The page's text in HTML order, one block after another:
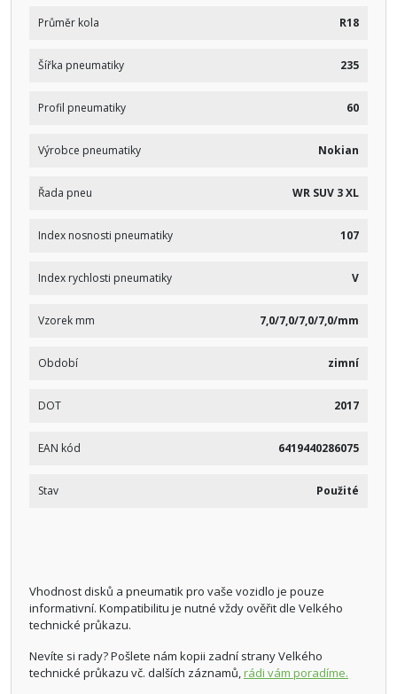
Průměr kola R18
Šířka pneumatiky 235
Profil pneumatiky 60
Výrobce pneumatiky Nokian
Řada pneu WR SUV 3 XL
Index nosnosti pneumatiky 107
Index rychlosti pneumatiky V
Vzorek mm 7,0/7,0/7,0/7,0/mm
Období zimní
DOT 2017
EAN kód 6419440286075
Stav Použité
Vhodnost disků a pneumatik pro vaše vozidlo je pouze
informativní. Kompatibilitu je nutné vždy ověřit dle Velkého
technické průkazu.
Nevíte si rady? Pošlete nám kopii zadní strany Velkého
technické průkazu vč. dalších záznamů,rádi vám poradíme.